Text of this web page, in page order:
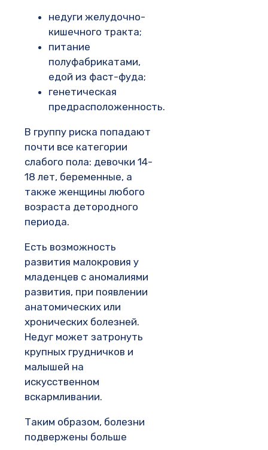
недуги желудочно-
кишечного тракта;
питание
полуфабрикатами,
едой из фаст-фуда;
генетическая
предрасположенность.
В группу риска попадают
почти все категории
слабого пола: девочки 14-
18 лет, беременные, а
также женщины любого
возраста детородного
периода.
Есть возможность
развития малокровия у
младенцев с аномалиями
развития, при появлении
анатомических или
хронических болезней.
Недуг может затронуть
крупных грудничков и
малышей на
искусственном
вскармливании.
Таким образом, болезни
подвержены больше